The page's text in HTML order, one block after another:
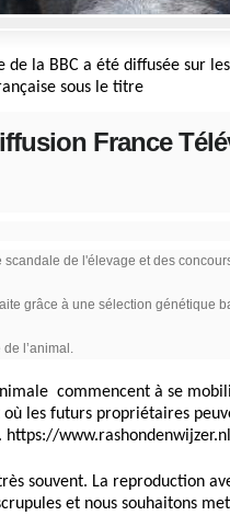
la BBC a été diffusée sur
sous le titre
France
de l'élevage et des
grâce à une sélection génétique
l’animal.
commencent à se
les futurs propriétaires
souvent. La reproduction
et nous souhaitons